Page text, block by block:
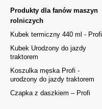
Produkty dla fanów maszyn
rolniczych
Kubek termiczny 440 ml - Profi
Kubek Urodzony do jazdy
traktorem
Koszulka męska Profi -
urodzony do jazdy traktorem
Czapka z daszkiem – Profi